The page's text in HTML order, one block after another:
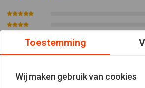
Toestemming
Wij maken gebruik van cookies